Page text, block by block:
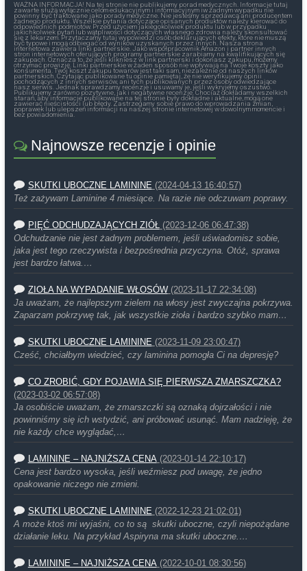
WAŻNA INFORMACJA! Na tej stronie nie publikujemy porad medycznych. Informacje tutaj
zawarte służą wyłącznie celom edukacyjnym i informacyjnym iw żadnym wypadku nie
powinny być traktowane jako porady medyczne. Nie jesteśmy sprzedawcą ani producentem
żadnego produktu. Wszelkie pytania dotyczące opisanych produktów należy kierować do
odpowiednich podmiotów. Przed użyciem jakiegokolwiek produktu lub w przypadku
jakichkolwiek pytań lub wątpliwości dotyczących własnego zdrowia należy skonsultować
się z lekarzem. Przytaczamy tutaj wypowiedzi osób deklarujących efekty, które nie muszą
być typowe i mogą odbiegać od wyników uzyskanych przez innych. Nasza strona
internetowa zawiera linki partnerskie. Jako współpracownik Amazon i partner innych
stron internetowych oferujących programy partnerskie zarabiamy na kwalifikujących się
zakupach. Oznacza to, że jeśli klikniesz w link partnerski i dokonasz zakupu, możemy
otrzymać prowizję. Linki partnerskie w żaden sposób nie wpływają na Twoje koszty jako
konsumenta. Twój koszt zakupu towarów jest taki sam, niezależnie od naszych linków
partnerskich. Czytając publikowane tu opinie pamiętaj, że nie weryfikujemy opinii
pochodzących z innych serwisów, ani tych publikowanych przez osoby odwiedzające
nasz serwis. Jednak sprawdzamy recenzje i usuwamy je, jeśli wykryjemy oszustwo.
Publikujemy zarówno pozytywne, jak i negatywne recenzje. Chociaż dokładamy wszelkich
starań, aby informacje publikowane na tej stronie były dokładne i aktualne, mogą one
zawierać nieścisłości lub błędy. Zastrzegamy sobie prawo do wprowadzania zmian,
poprawek lub ulepszeń informacji na naszej stronie internetowej w dowolnym momencie i
bez powiadomienia.
Najnowsze recenzje i opinie
SKUTKI UBOCZNE LAMININE (2024-04-13 16:40:57)
Też zażywam Laminine 4 miesiące. Na razie nie odczuwam poprawy.
PIĘĆ ODCHUDZAJĄCYCH ZIÓŁ (2023-12-06 06:47:38)
Odchudzanie nie jest żadnym problemem, jeśli uświadomisz sobie,
jaka jest tego rzeczywista i bezpośrednia przyczyna. Otóż, sprawa
jest bardzo łatwa.…
ZIOŁA NA WYPADANIE WŁOSÓW (2023-11-17 22:34:08)
Ja uważam, że najlepszym zielem na włosy jest zwyczajna pokrzywa.
Zaparzam pokrzywę tak, jak wszystkie zioła i bardzo szybko mam…
SKUTKI UBOCZNE LAMININE (2023-11-09 23:00:47)
Cześć, chciałbym wiedzieć, czy laminina pomogła Ci na depresję?
CO ZROBIĆ, GDY POJAWIA SIĘ PIERWSZA ZMARSZCZKA?
(2023-03-02 06:57:08)
Ja osobiście uważam, że zmarszczki są oznaką dojrzałości i nie
powinniśmy się ich wstydzić, ani próbować usunąć. Mam nadzieję, że
nie każdy chce wyglądać,…
LAMININE – NAJNIŻSZA CENA (2023-01-14 22:10:17)
Cena jest bardzo wysoka, jeśli weźmiesz pod uwagę, że jedno
opakowanie niczego nie zmieni.
SKUTKI UBOCZNE LAMININE (2022-12-23 21:02:01)
A może ktoś mi wyjaśni, co to są skutki uboczne, czyli niepożądane
działanie leku. Na przykład Aspiryna ma skutki uboczne.…
LAMININE – NAJNIŻSZA CENA (2022-10-01 08:30:56)